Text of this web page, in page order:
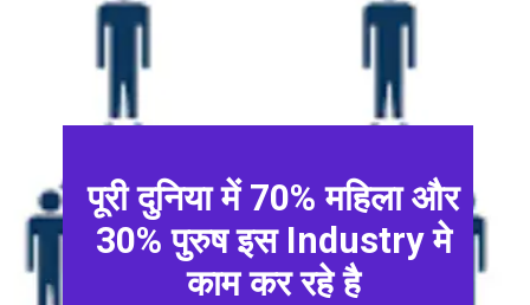
पूरी दुनिया में 70% महिला और
30% पुरुष इस Industry मे
काम कर रहे है